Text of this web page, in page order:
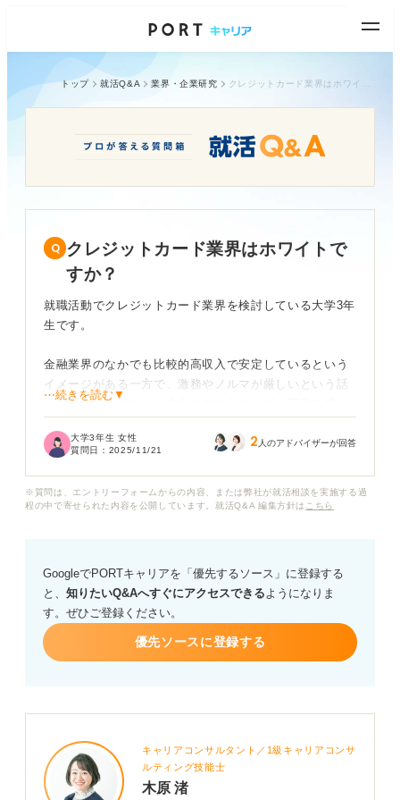
トップ 就活Q&A 業界・企業研究
クレジットカード業界はホワイトで
すか？
就職活動でクレジットカード業界を検討している大学3年
生です。
金融業界のなかでも比較的高収入で安定しているという
イメージがある一方で、激務やノルマが厳しいという話
も聞きます。どちらが本当なのか分からず、不安を感じ
⋯続きを読む▼
大学3年生 女性
質問日： 2025/11/21 2 人のアドバイザーが回答
※質問は、エントリーフォームからの内容、または弊社が就活相談を実施する過
程の中で寄せられた内容を公開しています。就活Q&A 編集方針は こちら
GoogleでPORTキャリアを「優先するソース」に登録する
と、 知りたいQ&Aへすぐにアクセスできるようになりま
す。ぜひご登録ください。
優先ソースに登録する
キャリアコンサルタント／1級キャリアコンサ
ルティング技能士
木原 渚